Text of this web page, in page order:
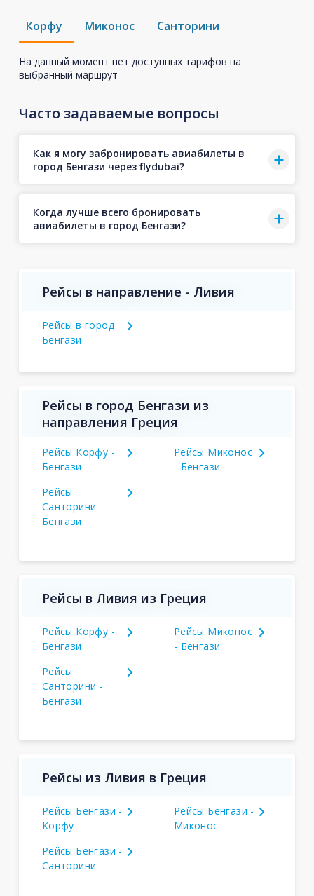
Корфу Миконос Санторини
На данный момент нет доступных тарифов на
выбранный маршрут
Часто задаваемые вопросы
Как я могу забронировать авиабилеты в
город Бенгази через flydubai?
Когда лучше всего бронировать
авиабилеты в город Бенгази?
Рейсы в направление - Ливия
Рейсы в город
Бенгази
Рейсы в город Бенгази из
направления Греция
Рейсы Корфу -
Бенгази
Рейсы Миконос
- Бенгази
Рейсы
Санторини -
Бенгази
Рейсы в Ливия из Греция
Рейсы Корфу -
Бенгази
Рейсы Миконос
- Бенгази
Рейсы
Санторини -
Бенгази
Рейсы из Ливия в Греция
Рейсы Бенгази -
Корфу
Рейсы Бенгази -
Миконос
Рейсы Бенгази -
Санторини